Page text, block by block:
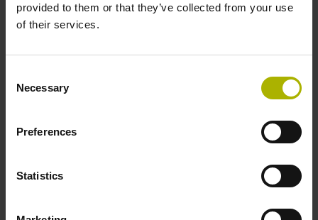
provided to them or that they’ve collected from your use
of their services.
Selection
Necessary
Preferences
Statistics
降低碳排放和系统成本，并提高过程可靠性
床的工作台和主轴运动和位置，而工件在
有效支持精密加工的实现。